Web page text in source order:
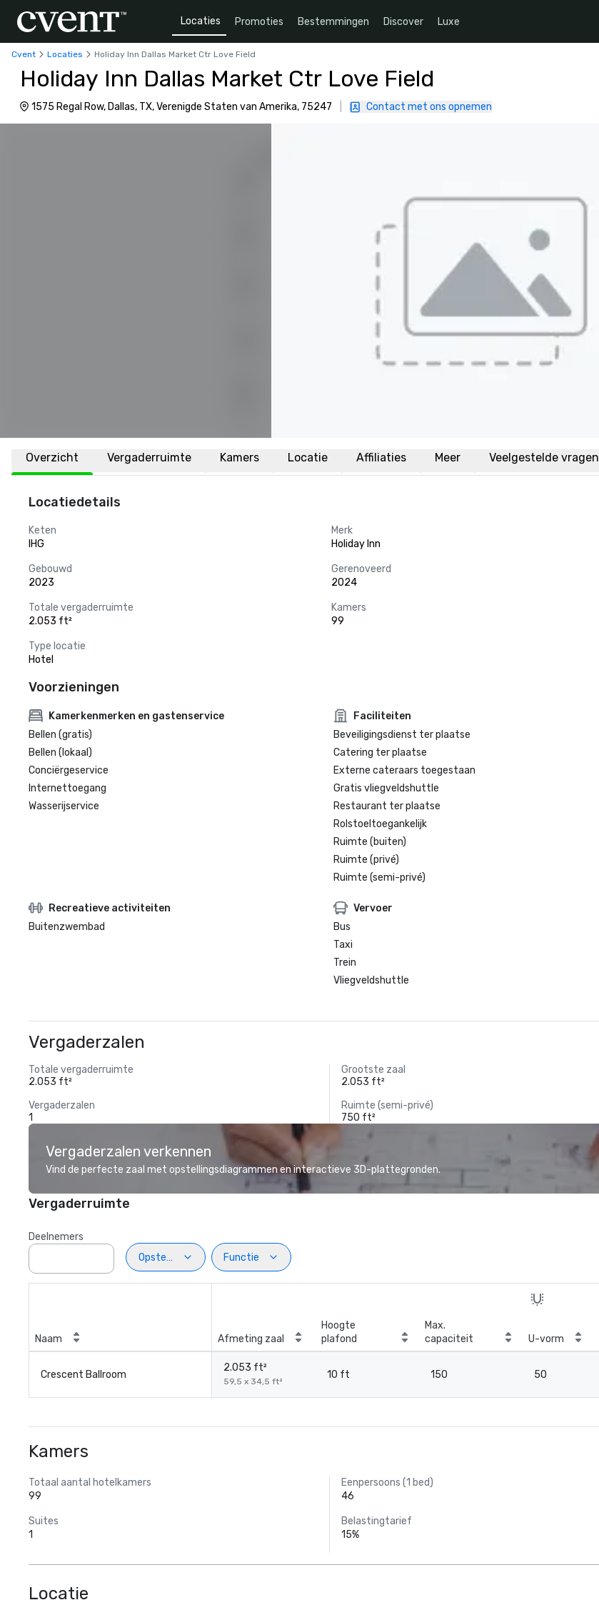
Locaties Promoties Bestemmingen Discover Luxe
Cvent Locaties Holiday Inn Dallas Market Ctr Love Field
Holiday Inn Dallas Market Ctr Love Field
1575 Regal Row, Dallas, TX, Verenigde Staten van Amerika, 75247 Contact met ons opnemen
Overzicht Vergaderruimte Kamers Locatie Affiliaties Meer Veelgestelde vragen
Locatiedetails
Keten
IHG
Merk
Holiday Inn
Gebouwd
2023
Gerenoveerd
2024
Totale vergaderruimte
2.053 ft²
Kamers
99
Type locatie
Hotel
Voorzieningen
Kamerkenmerken en gastenservice
Bellen (gratis)
Bellen (lokaal)
Conciërgeservice
Internettoegang
Wasserijservice
Faciliteiten
Beveiligingsdienst ter plaatse
Catering ter plaatse
Externe cateraars toegestaan
Gratis vliegveldshuttle
Restaurant ter plaatse
Rolstoeltoegankelijk
Ruimte (buiten)
Ruimte (privé)
Ruimte (semi-privé)
Recreatieve activiteiten
Buitenzwembad
Vervoer
Bus
Taxi
Trein
Vliegveldshuttle
Vergaderzalen
Totale vergaderruimte
2.053 ft²
Grootste zaal
2.053 ft²
Vergaderzalen
1
Ruimte (semi-privé)
750 ft²
Vergaderzalen verkennen
Vind de perfecte zaal met opstellingsdiagrammen en interactieve 3D-plattegronden.
Vergaderruimte
Deelnemers
Opstelling
Functie
Naam Afmeting zaal
Hoogte
plafond
Max.
capaciteit
U-vorm
Crescent Ballroom
2.053 ft²
59,5 x 34,5 ft²
10 ft 150 50
Kamers
Totaal aantal hotelkamers
99
Eenpersoons (1 bed)
46
Suites
1
Belastingtarief
15%
Locatie